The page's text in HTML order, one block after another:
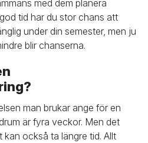
med dem planera
tid har du stor chans att
under din semester, men ju
blir chanserna.
man brukar ange för en
är fyra veckor. Men det
också ta längre tid. Allt